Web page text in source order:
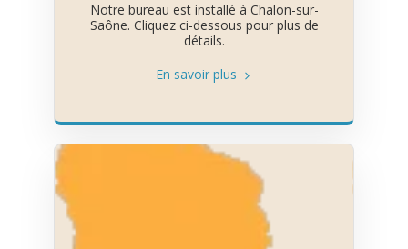
Notre bureau est installé à Chalon-sur-
Saône. Cliquez ci-dessous pour plus de
détails.
En savoir plus